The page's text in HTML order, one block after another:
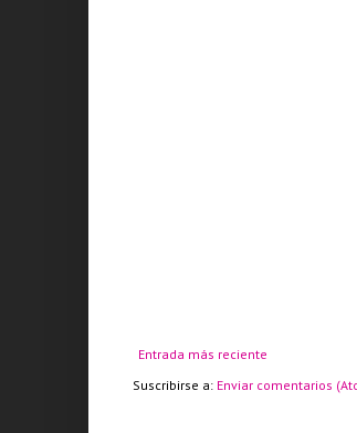
Entrada más reciente
Suscribirse a: Enviar comentarios